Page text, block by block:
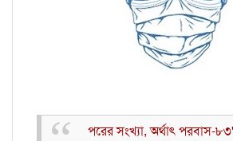
পরের সংখ্যা, অর্থাৎ পরবাস-